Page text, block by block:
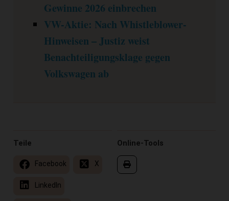
Gewinne 2026 einbrechen
VW-Aktie: Nach Whistleblower-
Hinweisen – Justiz weist
Benachteiligungsklage gegen
Volkswagen ab
Online-Tools
Teile
Facebook X
LinkedIn